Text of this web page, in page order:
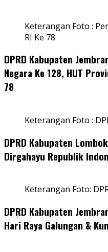
Keterangan Foto :
RI Ke 78
DPRD Kabupaten
Negara Ke 128, HUT
78
Keterangan Foto :
DPRD Kabupaten
Dirgahayu Republik
Keterangan Foto:
DPRD Kabupaten
Hari Raya Galungan &